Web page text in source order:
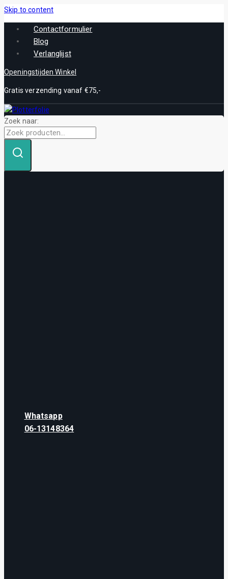
Skip to content
Contactformulier
Blog
Verlanglijst
Openingstijden Winkel
Gratis verzending vanaf €75,-
Zoek naar:
Whatsapp
06-13148364